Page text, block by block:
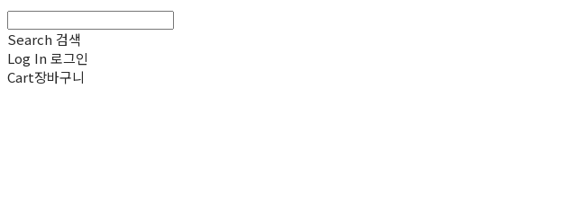
Search 검색
Log In 로그인
Cart장바구니